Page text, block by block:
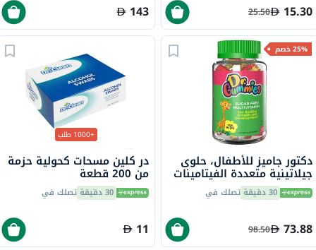
15.30
25.50
143
25% خصم
دكتور جاميز للأطفال، حلوى
جيلاتينية متعددة الفيتامينات
خالية من السكر لنمو وتطور
صحي، بنكهة البرتقال، حزمة
30 دقيقة تصلك في
73.88
98.50
+1000 طلب
در كلين مسحات كحولية حزمة
من 200 قطعة
30 دقيقة تصلك في
11